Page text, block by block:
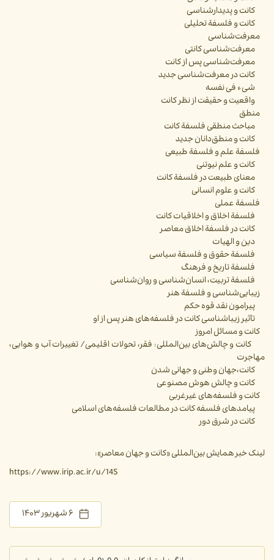
کانت و پدیدارشناسی
کانت و فلسفة تحلیلی
معرفت‌شناسی
معرفت‌شناسی کانتی
معرفت‌شناسی پس از کانت
کانت در معرفت‌شناسی جدید
شیء فی نفسه
واقعیت و حقیقت از نظر کانت
منطق
مباحث منطقی فلسفة کانت
کانت و منطق‌دانان جدید
فلسفة علم و فلسفة طبیعی
کانت و علم نیوتنی
معنای طبیعت در فلسفة کانت
کانت و علوم انسانی
فلسفة عملی
فلسفة اخلاق و اخلاقیات کانت
کانت در فلسفة اخلاق معاصر
دین و الهیات
فلسفة حقوق و فلسفة سیاسی
فلسفة تاریخ و فرهنگ
فلسفة تربیت، انسان‌شناسی و روان‌شناسی
زیبایی‌شناسی و فلسفة هنر
پیرامون نقد قوه حکم
تأثیر زیباشناسی کانت در فلسفه‌های هنر پس از او
کانت و مسائل امروز
کانت و چالش‌های بین‌المللی: فقر، تحولات اقلیمی/ تغییرات آب و هوایی،
مهاجرت
کانت،‌جهان وطنی و جهانی شدن
کانت و چالش هوش مصنوعی
کانت و فلسفه‌های غیرغربی
پیامدهای فلسفه کانت در مطالعات فلسفه‌های اسلامی
کانت در شرق دور
لینک خبر همایش بین‌المللی «کانت و جهان معاصر»:
https://www.irip.ac.ir/u/14S
۶ شهریور ۱۴۰۳